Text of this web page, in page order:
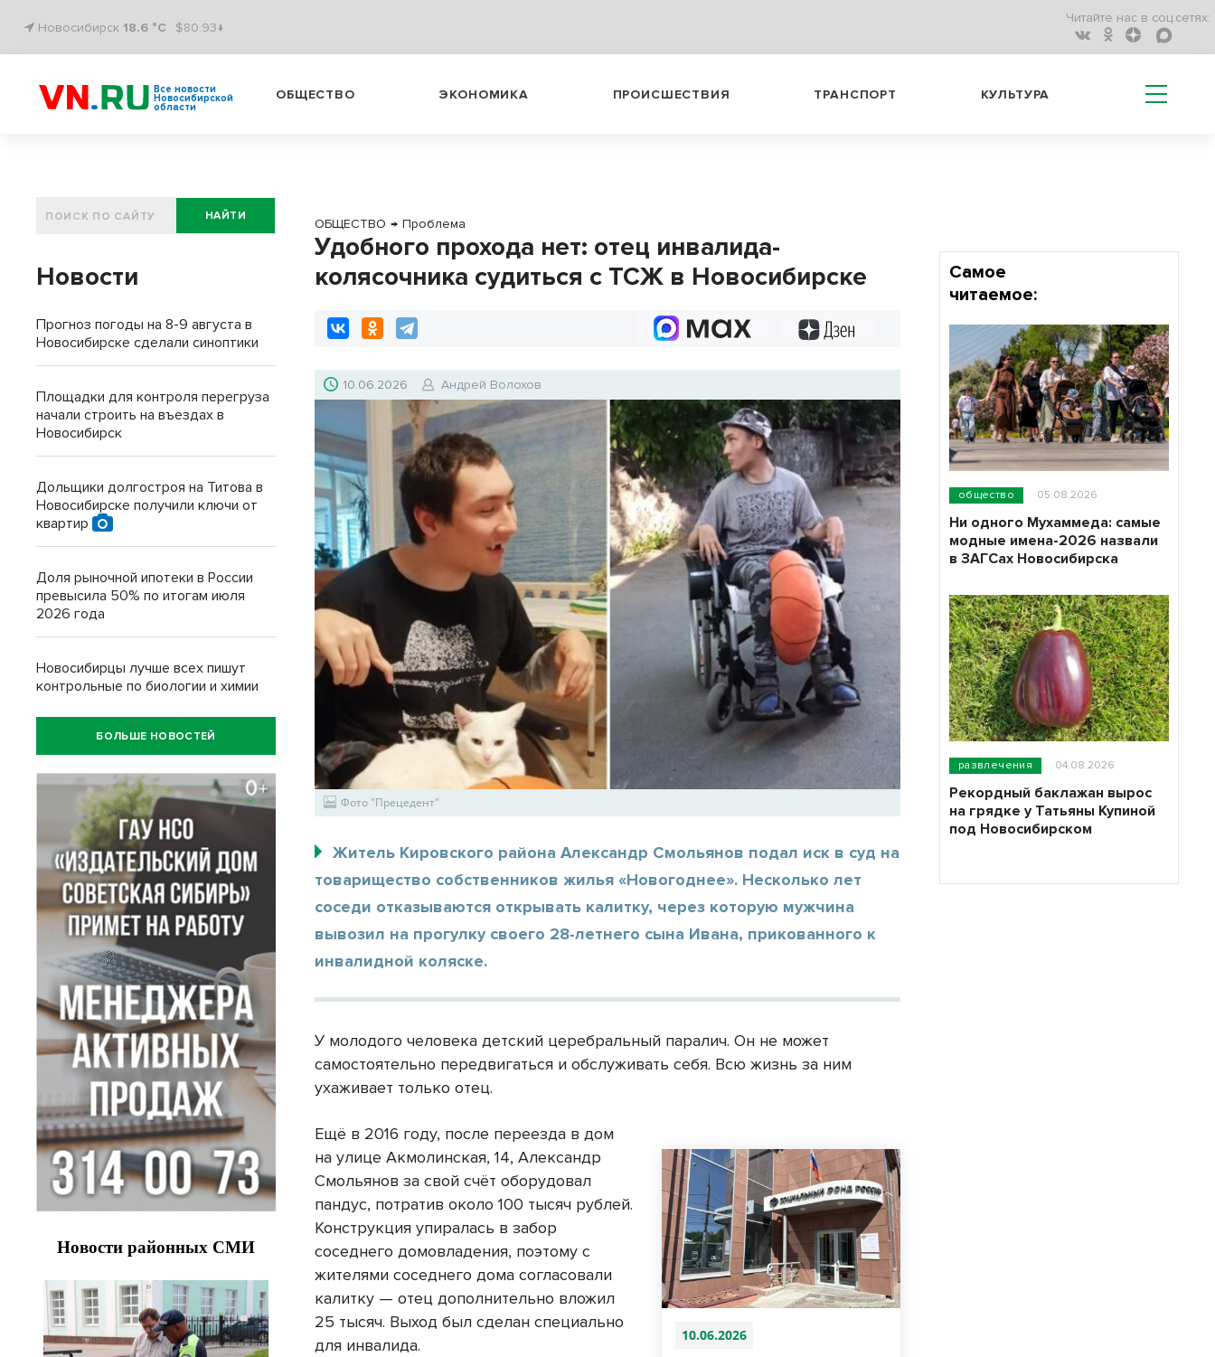
Новосибирск 18.6 °C $80.93↓
Читайте нас в соц.сетях:
Все новости
Новосибирской
области
ОБЩЕСТВО ЭКОНОМИКА ПРОИСШЕСТВИЯ ТРАНСПОРТ КУЛЬТУРА
ОБЩЕСТВО → Проблема
Удобного прохода нет: отец инвалида-
колясочника судиться с ТСЖ в Новосибирске
10.06.2026 Андрей Волохов
Фото "Прецедент"
Житель Кировского района Александр Смольянов подал иск в суд на
товарищество собственников жилья «Новогоднее». Несколько лет
соседи отказываются открывать калитку, через которую мужчина
вывозил на прогулку своего 28-летнего сына Ивана, прикованного к
инвалидной коляске.
У молодого человека детский церебральный паралич. Он не может
самостоятельно передвигаться и обслуживать себя. Всю жизнь за ним
ухаживает только отец.
10.06.2026
Ещё в 2016 году, после переезда в дом
на улице Акмолинская, 14, Александр
Смольянов за свой счёт оборудовал
пандус, потратив около 100 тысяч рублей.
Конструкция упиралась в забор
соседнего домовладения, поэтому с
жителями соседнего дома согласовали
калитку — отец дополнительно вложил
25 тысяч. Выход был сделан специально
для инвалида.
НАЙТИ
Новости
Прогноз погоды на 8-9 августа в
Новосибирске сделали синоптики
Площадки для контроля перегруза
начали строить на въездах в
Новосибирск
Дольщики долгостроя на Титова в
Новосибирске получили ключи от
квартир
Доля рыночной ипотеки в России
превысила 50% по итогам июля
2026 года
Новосибирцы лучше всех пишут
контрольные по биологии и химии
БОЛЬШЕ НОВОСТЕЙ
Самое
читаемое:
общество 05.08.2026
Ни одного Мухаммеда: самые
модные имена-2026 назвали
в ЗАГСах Новосибирска
развлечения 04.08.2026
Рекордный баклажан вырос
на грядке у Татьяны Купиной
под Новосибирском